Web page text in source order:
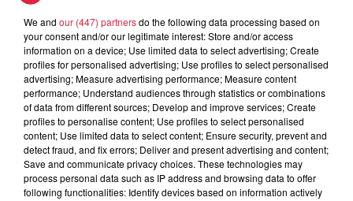
Toute l'actu
6 août 2026
À Hoerdt, de l’eau brune sort des
robinets
We and our (447) partnersdo the following data processing based on
your consent and/or our legitimate interest: Store and/or access
information on a device; Use limited data to select advertising; Create
profiles for personalised advertising; Use profiles to select personalised
advertising; Measure advertising performance; Measure content
performance; Understand audiences through statistics or combinations
of data from different sources; Develop and improve services; Create
profiles to personalise content; Use profiles to select personalised
content; Use limited data to select content; Ensure security, prevent and
detect fraud, and fix errors; Deliver and present advertising and content;
Save and communicate privacy choices. These technologies may
process personal data such as IP address and browsing data to offer
following functionalities: Identify devices based on information actively